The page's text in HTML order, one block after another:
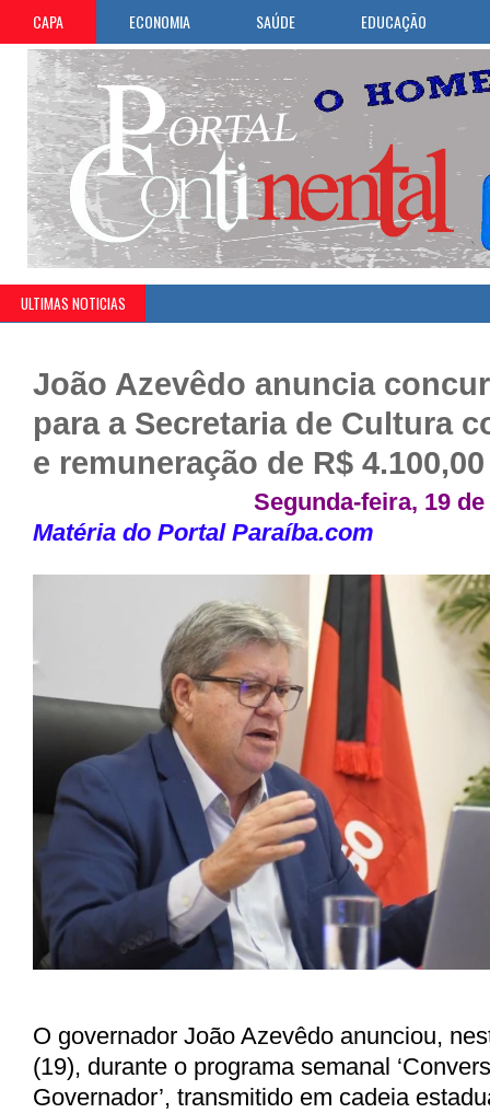
CAPA ECONOMIA SAÚDE EDUCAÇÃO
ULTIMAS NOTICIAS
João Azevêdo anuncia
para a Secretaria de Cultura
e remuneração de R$ 4.100,00
Segunda-feira, 19
Matéria do Portal Paraíba.com
O governador João Azevêdo anunciou,
(19), durante o programa semanal
Governador’, transmitido em cadeia